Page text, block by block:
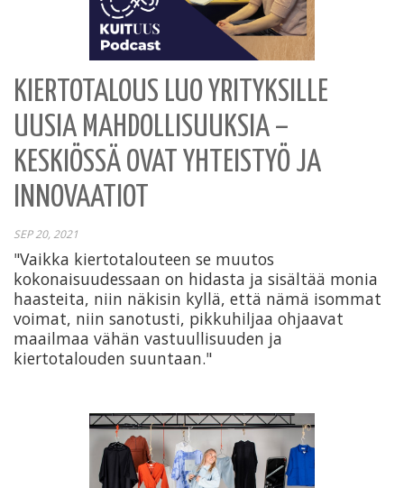
KIERTOTALOUS LUO YRITYKSILLE
UUSIA MAHDOLLISUUKSIA –
KESKIÖSSÄ OVAT YHTEISTYÖ JA
INNOVAATIOT
SEP 20, 2021
"Vaikka kiertotalouteen se muutos
kokonaisuudessaan on hidasta ja sisältää monia
haasteita, niin näkisin kyllä, että nämä isommat
voimat, niin sanotusti, pikkuhiljaa ohjaavat
maailmaa vähän vastuullisuuden ja
kiertotalouden suuntaan."